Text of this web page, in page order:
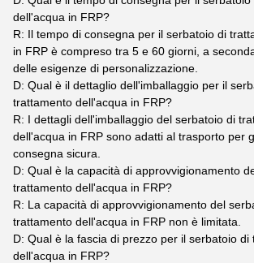
dell'acqua in FRP?
R: Il tempo di consegna per il serbatoio di
in FRP è compreso tra 5 e 60 giorni, a
delle esigenze di personalizzazione.
D: Qual è il dettaglio dell'imballaggio per il
trattamento dell'acqua in FRP?
R: I dettagli dell'imballaggio del serbatoio di
dell'acqua in FRP sono adatti al trasporto per
consegna sicura.
D: Qual è la capacità di approvvigionamento
trattamento dell'acqua in FRP?
R: La capacità di approvvigionamento del
trattamento dell'acqua in FRP non è limitata.
D: Qual è la fascia di prezzo per il serbatoio di
dell'acqua in FRP?